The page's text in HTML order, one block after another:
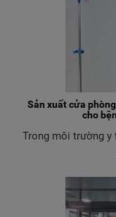
Sản xuất cửa
cho
Trong môi trường y